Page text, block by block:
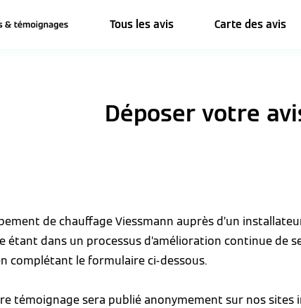
Tous les avis Carte des avis
Déposer votre
de chauffage Viessmann auprès d’un
dans un processus d’amélioration continue de
complétant le formulaire ci-dessous.
témoignage sera publié anonymement sur nos sites